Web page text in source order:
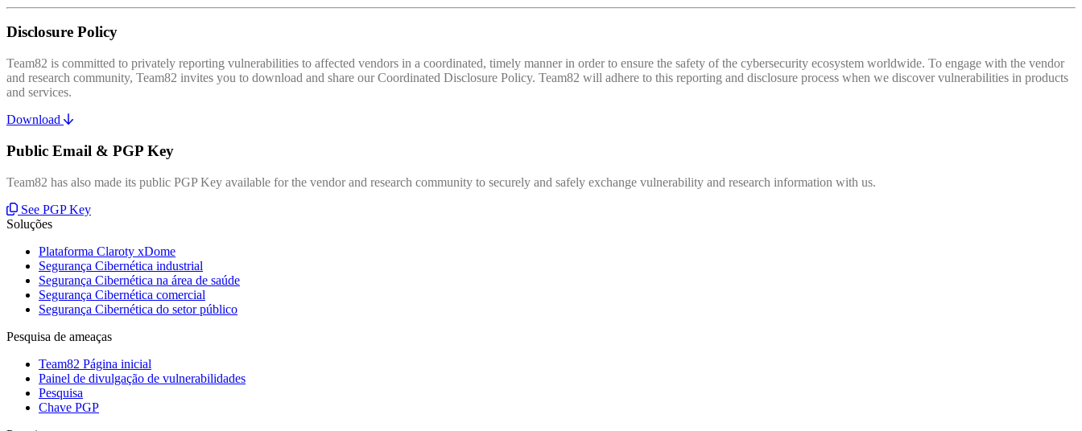
Disclosure Policy
Team82 is committed to privately reporting vulnerabilities to affected vendors in a coordinated, timely manner in order to ensure the safety of the cybersecurity ecosystem worldwide. To engage with the vendor
and research community, Team82 invites you to download and share our Coordinated Disclosure Policy. Team82 will adhere to this reporting and disclosure process when we discover vulnerabilities in products
and services.
Download
Public Email & PGP Key
Team82 has also made its public PGP Key available for the vendor and research community to securely and safely exchange vulnerability and research information with us.
See PGP Key
Soluções
Plataforma Claroty xDome
Segurança Cibernética industrial
Segurança Cibernética na área de saúde
Segurança Cibernética comercial
Segurança Cibernética do setor público
Pesquisa de ameaças
Team82 Página inicial
Painel de divulgação de vulnerabilidades
Pesquisa
Chave PGP